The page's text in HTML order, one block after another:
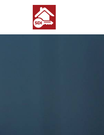
Panneau de gestion des